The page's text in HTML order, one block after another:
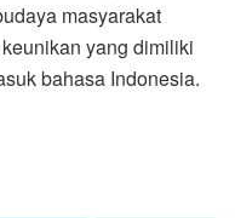
masyarakat
yang dimiliki
bahasa Indonesia.